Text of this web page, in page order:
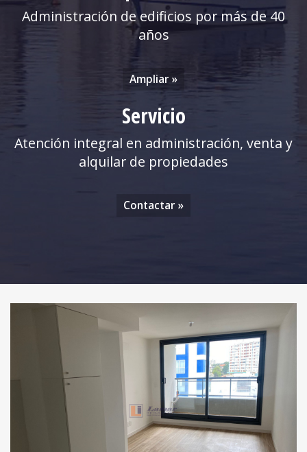
Administración de edificios por más de 40
años
Ampliar »
Servicio
Atención integral en administración, venta y
alquilar de propiedades
Contactar »